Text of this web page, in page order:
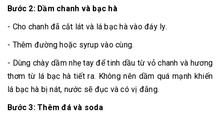
Bước 2: Dầm chanh và bạc hà
- Cho chanh đã cắt lát và lá bạc hà vào đáy ly.
- Thêm đường hoặc syrup vào cùng.
- Dùng chày dầm nhẹ tay để tinh dầu từ vỏ chanh và hương
thơm từ lá bạc hà tiết ra. Không nên dầm quá mạnh khiến
lá bạc hà bị nát, nước sẽ đục và có vị đắng.
Bước 3: Thêm đá và soda